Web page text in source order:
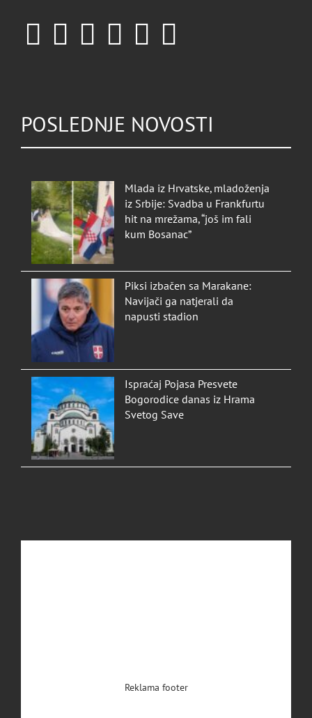
POSLEDNJE NOVOSTI
Mlada iz Hrvatske, mladoženja
iz Srbije: Svadba u Frankfurtu
hit na mrežama, “još im fali
kum Bosanac”
Piksi izbačen sa Marakane:
Navijači ga natjerali da
napusti stadion
Ispraćaj Pojasa Presvete
Bogorodice danas iz Hrama
Svetog Save
Reklama footer